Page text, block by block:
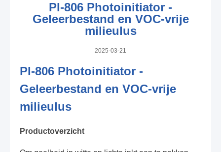
PI-806 Photoinitiator -
Geleerbestand en VOC-vrije
milieulus
2025-03-21
PI-806 Photoinitiator -
Geleerbestand en VOC-vrije
milieulus
Productoverzicht